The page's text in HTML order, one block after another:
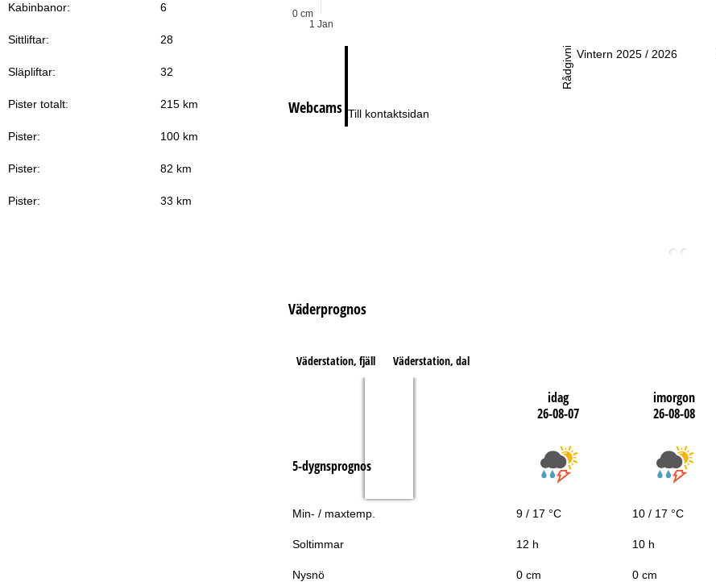
Till kontaktsidan
Rådgivning
Kabinbanor: 6
Sittliftar: 28
Släpliftar: 32
Pister totalt: 215 km
Pister: 100 km
Pister: 82 km
Pister: 33 km
1 Jan
0 cm
Vintern 2025 / 2026
Webcams
Väderprognos
Väderstation, fjäll Väderstation, dal
idag
26-08-07
imorgon
26-08-08
5-dygnsprognos
Min- / maxtemp. 9 / 17 °C 10 / 17 °C
Soltimmar 12 h 10 h
Nysnö 0 cm 0 cm